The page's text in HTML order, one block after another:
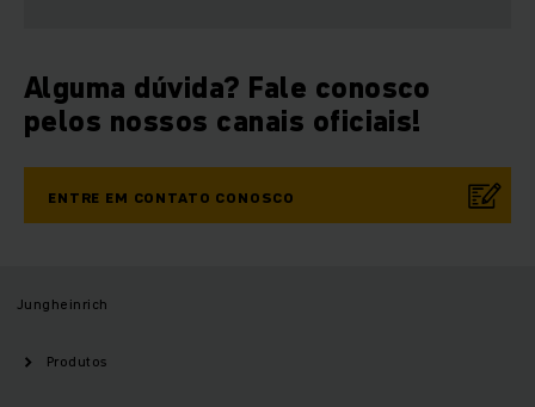
Alguma dúvida? Fale conosco
pelos nossos canais oficiais!
ENTRE EM CONTATO CONOSCO
Jungheinrich
Produtos